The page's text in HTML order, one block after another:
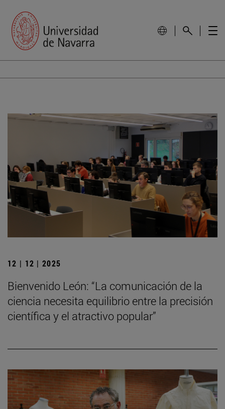
12 | 12 | 2025
Bienvenido León: “La comunicación de la
ciencia necesita equilibrio entre la precisión
científica y el atractivo popular”